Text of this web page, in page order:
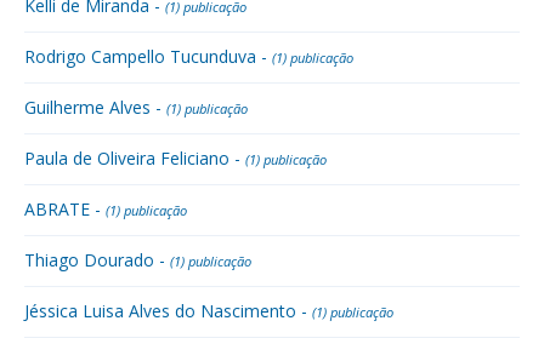
Kelli de Miranda - (1) publicação
Rodrigo Campello Tucunduva - (1) publicação
Guilherme Alves - (1) publicação
Paula de Oliveira Feliciano - (1) publicação
ABRATE - (1) publicação
Thiago Dourado - (1) publicação
Jéssica Luisa Alves do Nascimento - (1) publicação